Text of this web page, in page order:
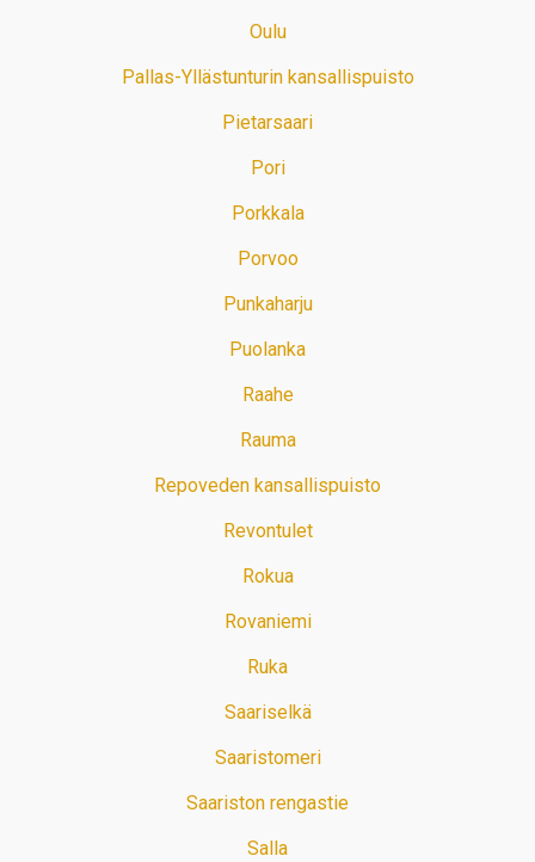
Oulu
Pallas-Yllästunturin kansallispuisto
Pietarsaari
Pori
Porkkala
Porvoo
Punkaharju
Puolanka
Raahe
Rauma
Repoveden kansallispuisto
Revontulet
Rokua
Rovaniemi
Ruka
Saariselkä
Saaristomeri
Saariston rengastie
Salla